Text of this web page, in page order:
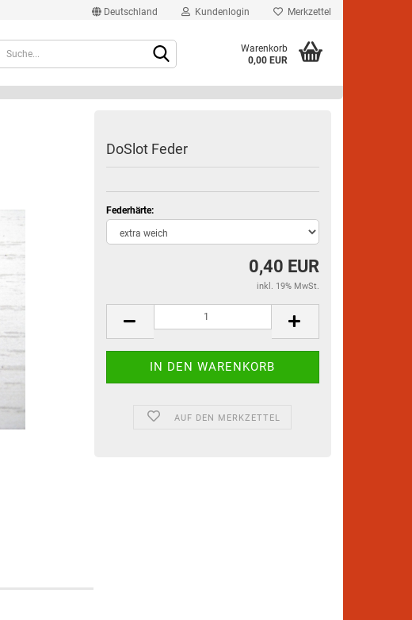
Deutschland Kundenlogin
Passwort vergessen?
Merkzettel
Warenkorb
0,00 EUR
DoSlot Feder
Federhärte:
0,40 EUR
inkl. 19% MwSt.
AUF DEN MERKZETTEL